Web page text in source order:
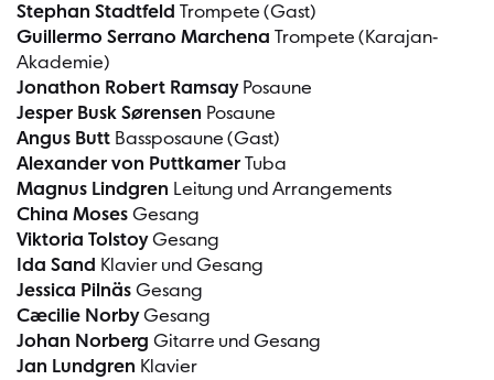
Stephan Stadtfeld Trompete (Gast)
Guillermo Serrano Marchena Trompete (Karajan-
Akademie)
Jonathon Robert Ramsay Posaune
Jesper Busk Sørensen Posaune
Angus Butt Bassposaune (Gast)
Alexander von Puttkamer Tuba
Magnus Lindgren Leitung und Arrangements
China Moses Gesang
Viktoria TolstoyGesang
Ida Sand Klavier und Gesang
Jessica Pilnäs Gesang
Cæcilie NorbyGesang
Johan Norberg Gitarre und Gesang
Jan Lundgren Klavier